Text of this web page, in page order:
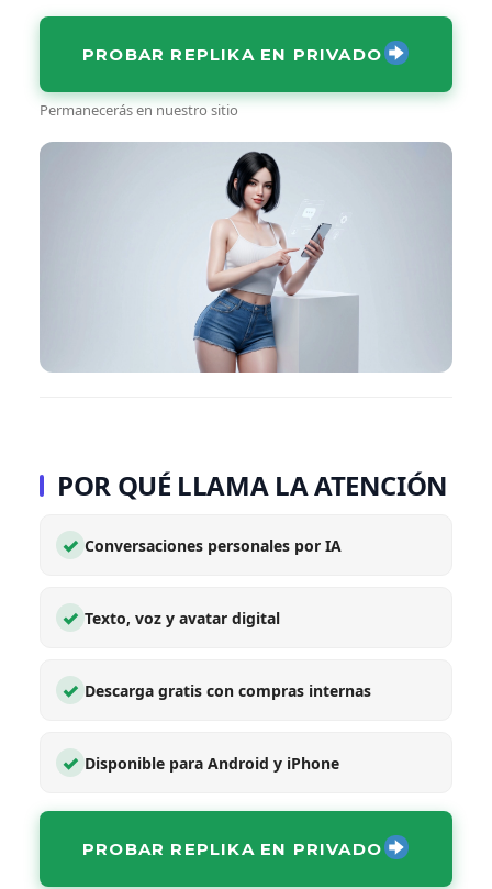
PROBAR REPLIKA EN PRIVADO
Permanecerás en nuestro sitio
POR QUÉ LLAMA LA ATENCIÓN
✓ Conversaciones personales por IA
✓ Texto, voz y avatar digital
✓ Descarga gratis con compras internas
✓ Disponible para Android y iPhone
PROBAR REPLIKA EN PRIVADO